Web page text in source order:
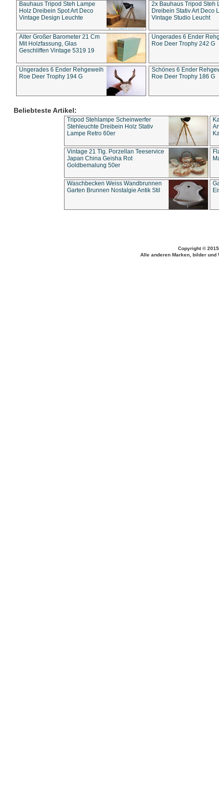
Bauhaus Tripod Steh Lampe
Holz Dreibein Spot Art Deco
Vintage Design Leuchte
2x Bauhaus Tripod Steh
Dreibein Stativ Art Deco
Vintage Studio Leucht
Alter Großer Barometer 21 Cm
Mit Holzfassung, Glas
Geschliffen Vintage 5319 19
Ungerades 6 Ender
Roe Deer Trophy 242 G
Ungerades 6 Ender Rehgeweih
Roe Deer Trophy 194 G
Schönes 6 Ender
Roe Deer Trophy 186 G
Beliebteste Artikel:
Tripod Stehlampe Scheinwerfer
Stehleuchte Dreibein Holz Stativ
Lampe Retro 60er
Vintage 21 Tlg. Porzellan Teeservice
Japan China Geisha Rot
Goldbemalung 50er
Waschbecken Weiss Wandbrunnen
Garten Brunnen Nostalgie Antik Stil
Copyright ©
Alle anderen Marken, bilder und